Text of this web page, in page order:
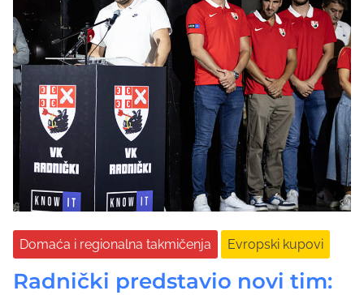
Domaća i regionalna takmičenja Evropski kupovi
Radnički predstavio novi tim: